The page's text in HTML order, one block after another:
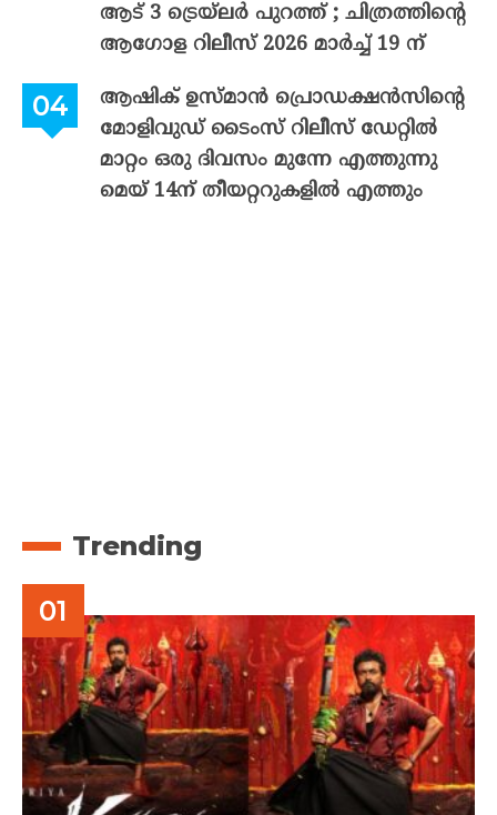
ആട് 3 ട്രെയ്‌ലർ പുറത്ത് ; ചിത്രത്തിന്റെ
ആഗോള റിലീസ് 2026 മാർച്ച് 19 ന്
ആഷിക് ഉസ്മാൻ പ്രൊഡക്ഷൻസിന്റെ
മോളിവുഡ് ടൈംസ് റിലീസ് ഡേറ്റിൽ
മാറ്റം ഒരു ദിവസം മുന്നേ എത്തുന്നു
മെയ് 14ന് തീയറ്ററുകളിൽ എത്തും
Trending